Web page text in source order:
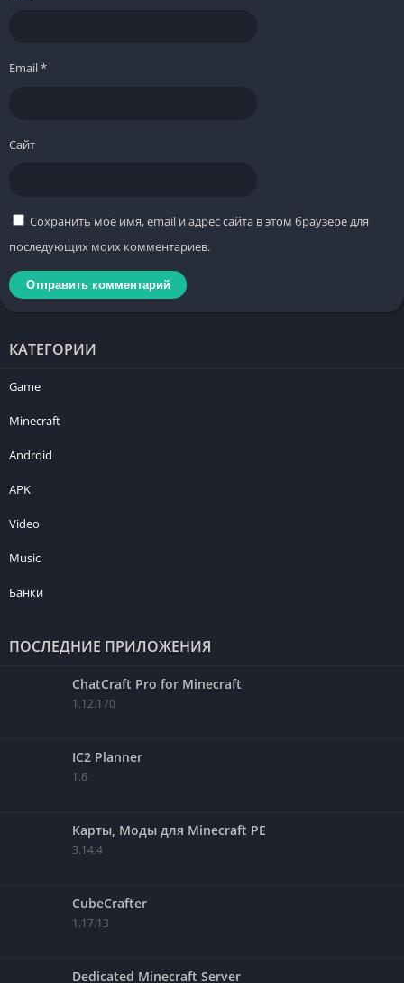
Email*
Сайт
Сохранить моё имя, email и адрес сайта в этом браузере для
последующих моих комментариев.
КАТЕГОРИИ
Game
Minecraft
Android
APK
Video
Music
Банки
ПОСЛЕДНИЕ ПРИЛОЖЕНИЯ
ChatCraft Pro for Minecraft
1.12.170
IC2 Planner
1.6
Карты, Моды для Minecraft PE
3.14.4
CubeCrafter
1.17.13
Dedicated Minecraft Server